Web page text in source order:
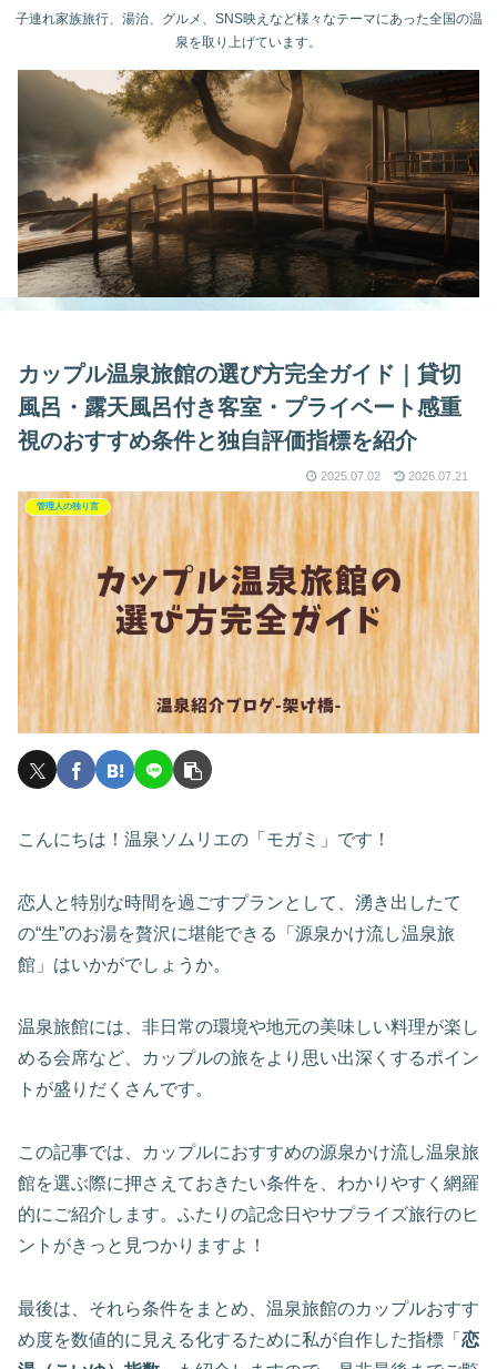
子連れ家族旅行、湯治、グルメ、SNS映えなど様々なテーマにあった全国の温
泉を取り上げています。
カップル温泉旅館の選び方完全ガイド｜貸切
風呂・露天風呂付き客室・プライベート感重
視のおすすめ条件と独自評価指標を紹介
2025.07.02 2026.07.21
管理人の独り言
こんにちは！温泉ソムリエの「モガミ」です！
恋人と特別な時間を過ごすプランとして、湧き出したて
の“生”のお湯を贅沢に堪能できる「源泉かけ流し温泉旅
館」はいかがでしょうか。
温泉旅館には、非日常の環境や地元の美味しい料理が楽し
める会席など、カップルの旅をより思い出深くするポイン
トが盛りだくさんです。
この記事では、カップルにおすすめの源泉かけ流し温泉旅
館を選ぶ際に押さえておきたい条件を、わかりやすく網羅
的にご紹介します。ふたりの記念日やサプライズ旅行のヒ
ントがきっと見つかりますよ！
最後は、それら条件をまとめ、温泉旅館のカップルおすす
め度を数値的に見える化するために私が自作した指標「 恋